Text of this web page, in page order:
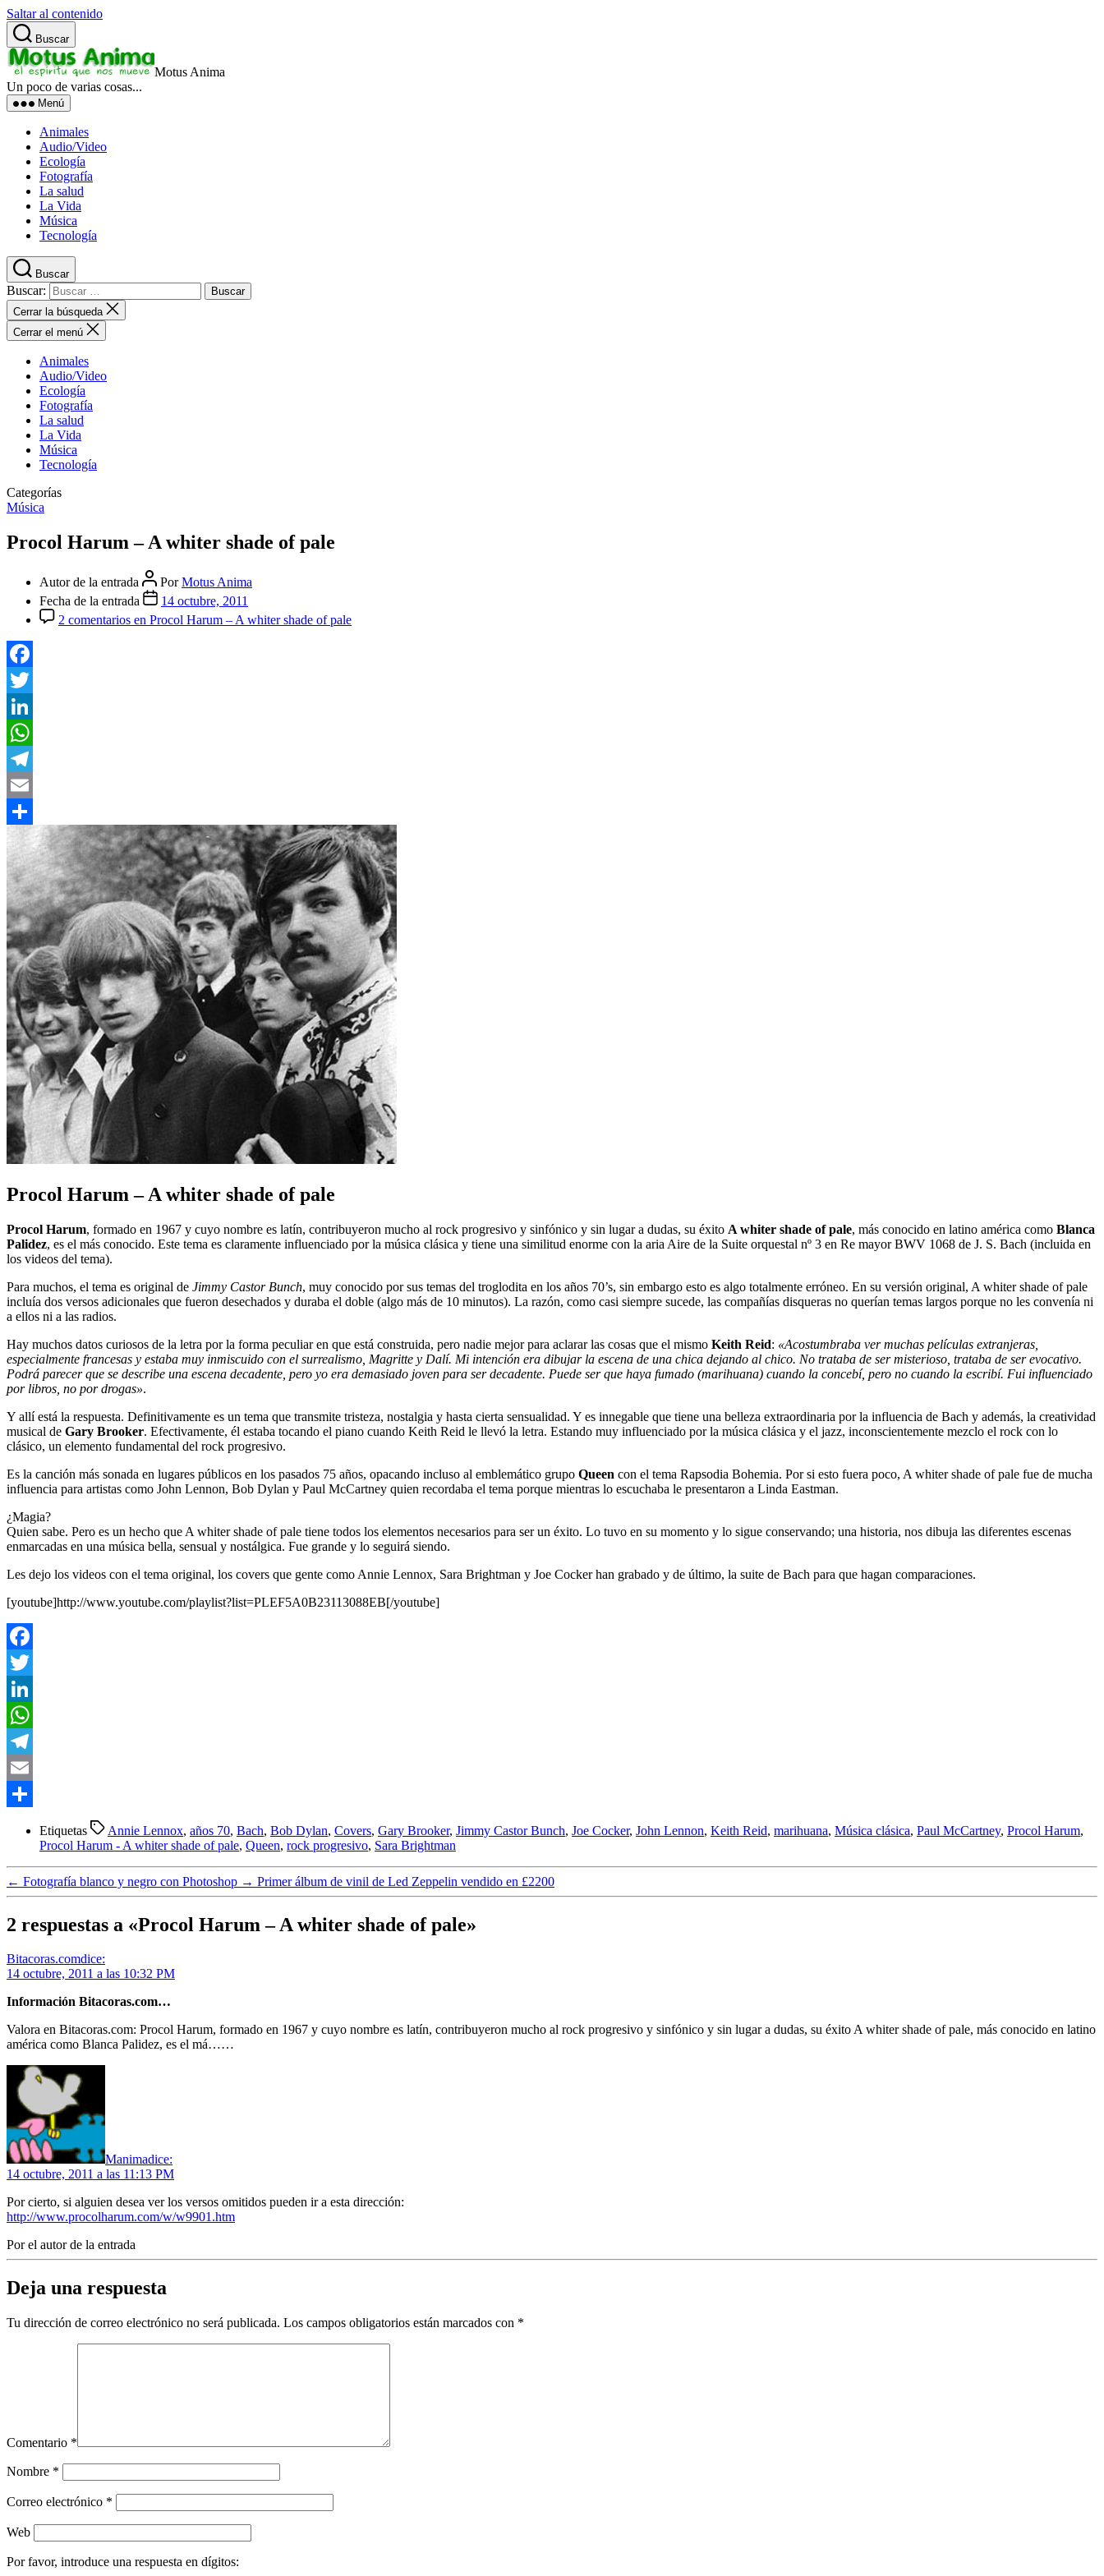
Saltar al contenido
Buscar
Motus Anima
Un poco de varias cosas...
Menú
Animales
Audio/Video
Ecología
Fotografía
La salud
La Vida
Música
Tecnología
Buscar
Buscar:
Cerrar la búsqueda
Cerrar el menú
Animales
Audio/Video
Ecología
Fotografía
La salud
La Vida
Música
Tecnología
Categorías
Música
Procol Harum – A whiter shade of pale
Autor de la entrada PorMotus Anima
Fecha de la entrada
14 octubre, 2011
2 comentarios en Procol Harum – A whiter shade of pale
Facebook
Twitter
LinkedIn
WhatsApp
Telegram
Email
Compartir
Procol Harum – A whiter shade of pale
Procol Harum, formado en 1967 y cuyo nombre es latín, contribuyeron mucho al rock progresivo y sinfónico y sin lugar a dudas, su éxito A whiter shade of pale, más conocido en latino américa como Blanca
Palidez, es el más conocido. Este tema es claramente influenciado por la música clásica y tiene una similitud enorme con la aria Aire de la Suite orquestal nº 3 en Re mayor BWV 1068 de J. S. Bach (incluida en
los videos del tema).
Para muchos, el tema es original de Jimmy Castor Bunch, muy conocido por sus temas del troglodita en los años 70’s, sin embargo esto es algo totalmente erróneo. En su versión original, A whiter shade of pale
incluía dos versos adicionales que fueron desechados y duraba el doble (algo más de 10 minutos). La razón, como casi siempre sucede, las compañías disqueras no querían temas largos porque no les convenía ni
a ellos ni a las radios.
Hay muchos datos curiosos de la letra por la forma peculiar en que está construida, pero nadie mejor para aclarar las cosas que el mismo Keith Reid: «Acostumbraba ver muchas películas extranjeras,
especialmente francesas y estaba muy inmiscuido con el surrealismo, Magritte y Dalí. Mi intención era dibujar la escena de una chica dejando al chico. No trataba de ser misterioso, trataba de ser evocativo.
Podrá parecer que se describe una escena decadente, pero yo era demasiado joven para ser decadente. Puede ser que haya fumado (marihuana) cuando la concebí, pero no cuando la escribí. Fui influenciado
por libros, no por drogas».
Y allí está la respuesta. Definitivamente es un tema que transmite tristeza, nostalgia y hasta cierta sensualidad. Y es innegable que tiene una belleza extraordinaria por la influencia de Bach y además, la creatividad
musical de Gary Brooker. Efectivamente, él estaba tocando el piano cuando Keith Reid le llevó la letra. Estando muy influenciado por la música clásica y el jazz, inconscientemente mezclo el rock con lo
clásico, un elemento fundamental del rock progresivo.
Es la canción más sonada en lugares públicos en los pasados 75 años, opacando incluso al emblemático grupo Queen con el tema Rapsodia Bohemia. Por si esto fuera poco, A whiter shade of pale fue de mucha
influencia para artistas como John Lennon, Bob Dylan y Paul McCartney quien recordaba el tema porque mientras lo escuchaba le presentaron a Linda Eastman.
¿Magia?
Quien sabe. Pero es un hecho que A whiter shade of pale tiene todos los elementos necesarios para ser un éxito. Lo tuvo en su momento y lo sigue conservando; una historia, nos dibuja las diferentes escenas
enmarcadas en una música bella, sensual y nostálgica. Fue grande y lo seguirá siendo.
Les dejo los videos con el tema original, los covers que gente como Annie Lennox, Sara Brightman y Joe Cocker han grabado y de último, la suite de Bach para que hagan comparaciones.
[youtube]http://www.youtube.com/playlist?list=PLEF5A0B23113088EB[/youtube]
Facebook
Twitter
LinkedIn
WhatsApp
Telegram
Email
Etiquetas Annie Lennox, años 70, Bach, Bob Dylan, Covers, Gary Brooker, Jimmy Castor Bunch, Joe Cocker, John Lennon, Keith Reid, marihuana, Música clásica, Paul McCartney, Procol Harum,
Procol Harum - A whiter shade of pale, Queen, rock progresivo, Sara Brightman
← Fotografía blanco y negro con Photoshop → Primer álbum de vinil de Led Zeppelin vendido en £2200
2 respuestas a «Procol Harum – A whiter shade of pale»
Bitacoras.comdice:
14 octubre, 2011 a las 10:32 PM
Información Bitacoras.com…
Valora en Bitacoras.com: Procol Harum, formado en 1967 y cuyo nombre es latín, contribuyeron mucho al rock progresivo y sinfónico y sin lugar a dudas, su éxito A whiter shade of pale, más conocido en latino
américa como Blanca Palidez, es el má……
Manimadice:
14 octubre, 2011 a las 11:13 PM
Por cierto, si alguien desea ver los versos omitidos pueden ir a esta dirección:
http://www.procolharum.com/w/w9901.htm
Por el autor de la entrada
Deja una respuesta
Tu dirección de correo electrónico no será publicada. Los campos obligatorios están marcados con *
Comentario *
Nombre *
Correo electrónico *
Web
Por favor, introduce una respuesta en dígitos: